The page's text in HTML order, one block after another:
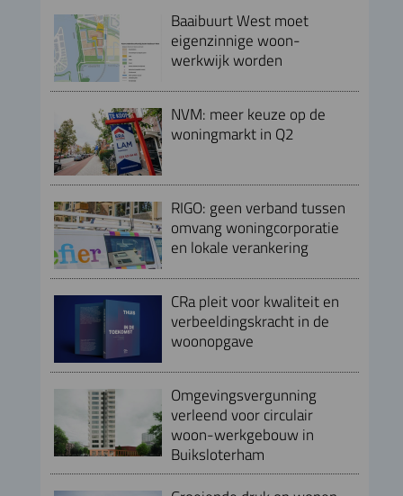
Baaibuurt West moet
eigenzinnige woon-
werkwijk worden
NVM: meer keuze op de
woningmarkt in Q2
RIGO: geen verband tussen
omvang woningcorporatie
en lokale verankering
CRa pleit voor kwaliteit en
verbeeldingskracht in de
woonopgave
Omgevingsvergunning
verleend voor circulair
woon-werkgebouw in
Buiksloterham